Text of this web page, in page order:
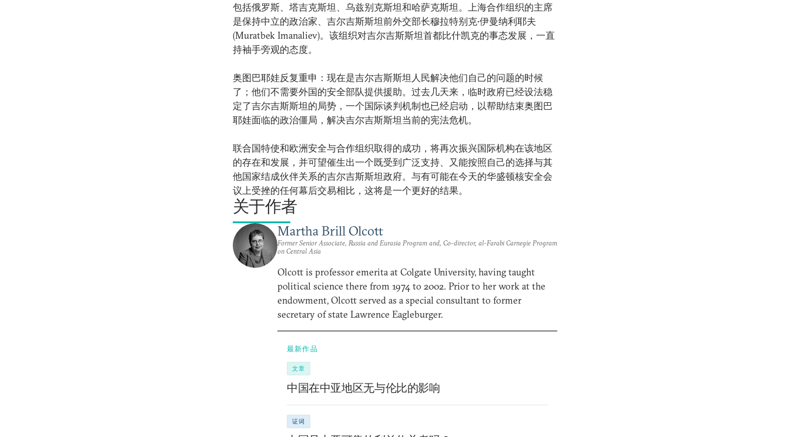
包括俄罗斯、塔吉克斯坦、乌兹别克斯坦和哈萨克斯坦。上海合作组织的主席
是保持中立的政治家、吉尔吉斯斯坦前外交部长穆拉特别克•伊曼纳利耶夫
(Muratbek Imanaliev)。该组织对吉尔吉斯斯坦首都比什凯克的事态发展，一直
持袖手旁观的态度。
奥图巴耶娃反复重申：现在是吉尔吉斯斯坦人民解决他们自己的问题的时候
了；他们不需要外国的安全部队提供援助。过去几天来，临时政府已经设法稳
定了吉尔吉斯斯坦的局势，一个国际谈判机制也已经启动，以帮助结束奥图巴
耶娃面临的政治僵局，解决吉尔吉斯斯坦当前的宪法危机。
联合国特使和欧洲安全与合作组织取得的成功，将再次振兴国际机构在该地区
的存在和发展，并可望催生出一个既受到广泛支持、又能按照自己的选择与其
他国家结成伙伴关系的吉尔吉斯斯坦政府。与有可能在今天的华盛顿核安全会
议上受挫的任何幕后交易相比，这将是一个更好的结果。
关于作者
Martha Brill Olcott
Former Senior Associate, Russia and Eurasia Program and, Co-director, al-Farabi Carnegie Program
on Central Asia
Olcott is professor emerita at Colgate University, having taught
political science there from 1974 to 2002. Prior to her work at the
endowment, Olcott served as a special consultant to former
secretary of state Lawrence Eagleburger.
最新作品
文章
中国在中亚地区无与伦比的影响
证词